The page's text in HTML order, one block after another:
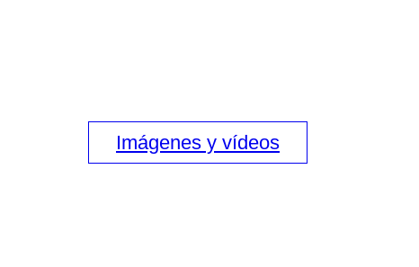
Imágenes y vídeos